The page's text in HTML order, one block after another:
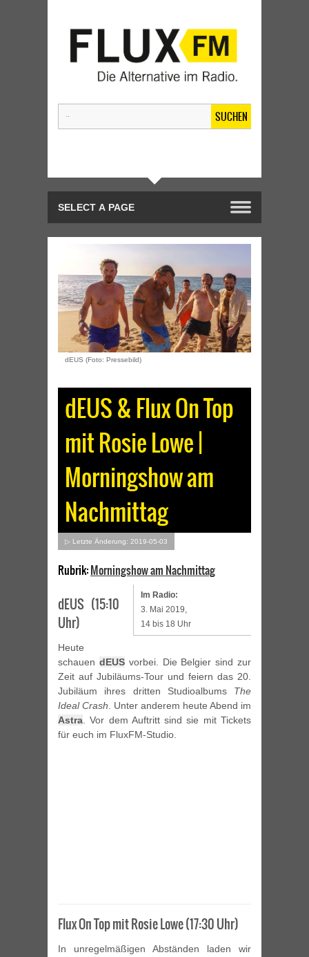
SUCHEN
dEUS (Foto: Pressebild)
dEUS & Flux On Top
mit Rosie Lowe |
Morningshow am
Nachmittag
▷ Letzte Änderung: 2019-05-03
Rubrik:Morningshow am Nachmittag
Im Radio:
3. Mai 2019,
14 bis 18 Uhr
dEUS (15:10
Uhr)
Heute
schauen dEUSvorbei. Die Belgier sind zur
Zeit auf Jubiläums-Tour und feiern das 20.
Jubiläum ihres dritten Studioalbums The
Ideal Crash. Unter anderem heute Abend im
Astra. Vor dem Auftritt sind sie mit Tickets
für euch im FluxFM-Studio.
Flux On Top mit Rosie Lowe (17:30 Uhr)
In unregelmäßigen Abständen laden wir